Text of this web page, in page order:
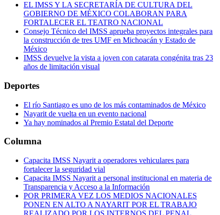
EL IMSS Y LA SECRETARÍA DE CULTURA DEL
GOBIERNO DE MÉXICO COLABORAN PARA
FORTALECER EL TEATRO NACIONAL
Consejo Técnico del IMSS aprueba proyectos integrales para
la construcción de tres UMF en Michoacán y Estado de
México
IMSS devuelve la vista a joven con catarata congénita tras 23
años de limitación visual
Deportes
El río Santiago es uno de los más contaminados de México
Nayarit de vuelta en un evento nacional
Ya hay nominados al Premio Estatal del Deporte
Columna
Capacita IMSS Nayarit a operadores vehiculares para
fortalecer la seguridad vial
Capacita IMSS Nayarit a personal institucional en materia de
Transparencia y Acceso a la Información
POR PRIMERA VEZ LOS MEDIOS NACIONALES
PONEN EN ALTO A NAYARIT POR EL TRABAJO
REALIZADO POR LOS INTERNOS DEL PENAL